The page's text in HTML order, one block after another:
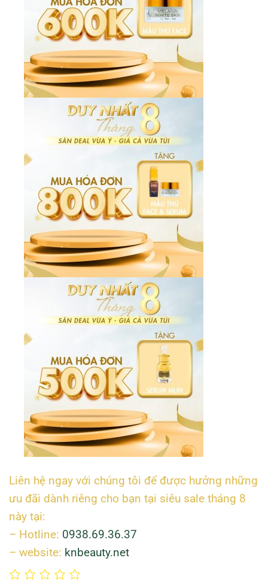
Liên hệ ngay với chúng tôi để được hưởng những
ưu đãi dành riêng cho bạn tại siêu sale tháng 8
này tại:
– Hotline: 0938.69.36.37
– website: knbeauty.net